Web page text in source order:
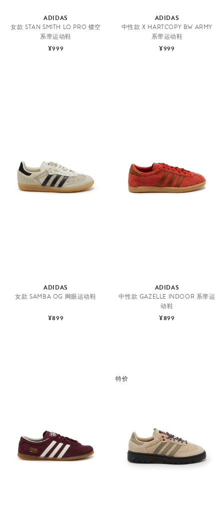
ADIDAS
女款 STAN SMITH LO PRO 镂空
系带运动鞋
¥999
ADIDAS
中性款 X HARTCOPY BW ARMY
系带运动鞋
¥999
ADIDAS
女款 SAMBA OG 网眼运动鞋
¥899
ADIDAS
中性款 GAZELLE INDOOR 系带运
动鞋
¥899
特价